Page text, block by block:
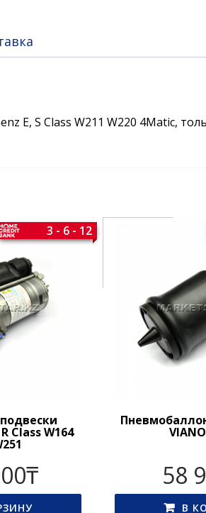
E, S Class W211 W220 4Matic,
Class W164
3 - 6 - 12
₸ 58
В